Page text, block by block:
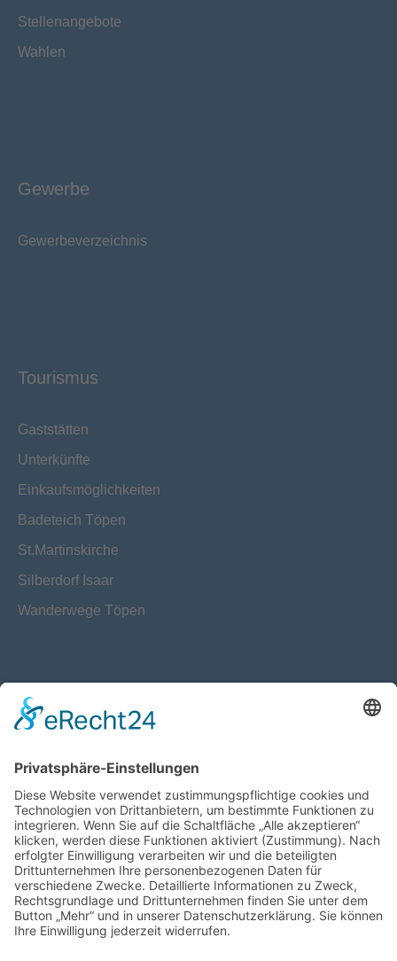
Stellenangebote
Wahlen
Gewerbe
Gewerbeverzeichnis
Tourismus
Gaststätten
Unterkünfte
Einkaufsmöglichkeiten
Badeteich Töpen
St.Martinskirche
Silberdorf Isaar
Wanderwege Töpen
Datenschutz